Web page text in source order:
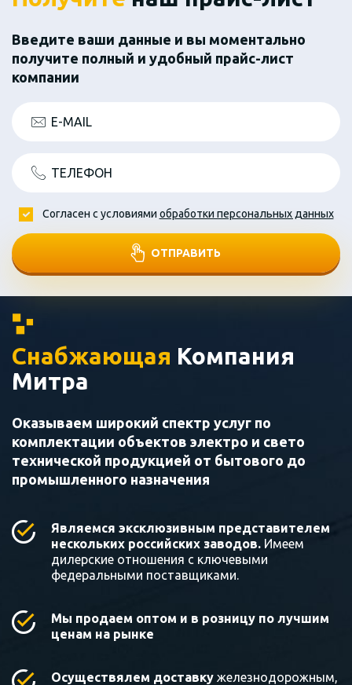
Введите ваши данные и вы моментально
получите полный и удобный прайс-лист
компании
E-MAIL
ТЕЛЕФОН
ОТПРАВИТЬ
Согласен с условиями обработки персональных данных
Снабжающая Компания
Митра
Оказываем широкий спектр услуг по
комплектации объектов электро и свето
технической продукцией от бытового до
промышленного назначения
Являемся эксклюзивным представителем
нескольких российских заводов. Имеем
дилерские отношения с ключевыми
федеральными поставщиками.
Мы продаем оптом и в розницу по лучшим
ценам на рынке
Осуществялем доставку железнодорожным,